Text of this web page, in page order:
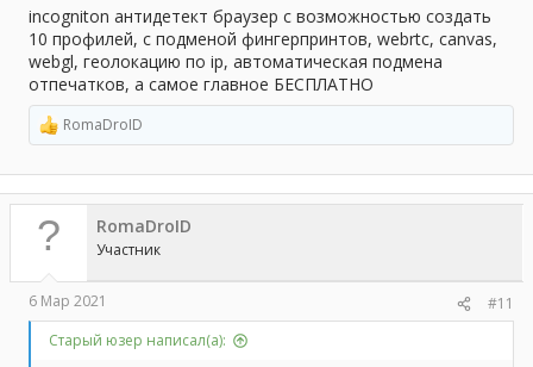
incogniton антидетект браузер с возможностью создать
10 профилей, с подменой фингерпринтов, webrtc, canvas,
webgl, геолокацию по ip, автоматическая подмена
отпечатков, а самое главное БЕСПЛАТНО
Р
е
а
к
ц
и
и
RomaDroID
RomaDroID
Участник
6 Мар 2021
#11
Старый юзер написал(а):